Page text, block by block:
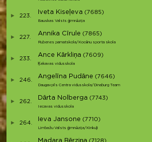
223.
Iveta Kiseļeva (7685)
Bauskas Valsts ģimnāzija
227.
Annika Cīrule (7865)
Rubenes pamatskola/Kocēnu sporta skola
233.
Ance Kārkliņa (7609)
Ķekavas vidusskola
246.
Angelīna Pudāne (7646)
Daugavpils Centra vidusskola/Dinaburg Team
262.
Dārta Nolberga (7743)
Iecavas vidusskola
264.
Ieva Jansone (7710)
Limbažu Valsts ģimnāzija/Kinkuļi
Madara Bērziņa (7128)